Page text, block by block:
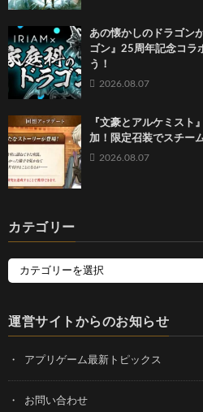
あの懐かしのドラゴン
ゴン』25周年記念コラ
う！
2026.08.07
『文豪とアルケミス
加！限定召装でスチー
2026.08.07
カテゴリー
運営サイトからのお知らせ
アプリゲーム最新トピックス
お問い合わせ